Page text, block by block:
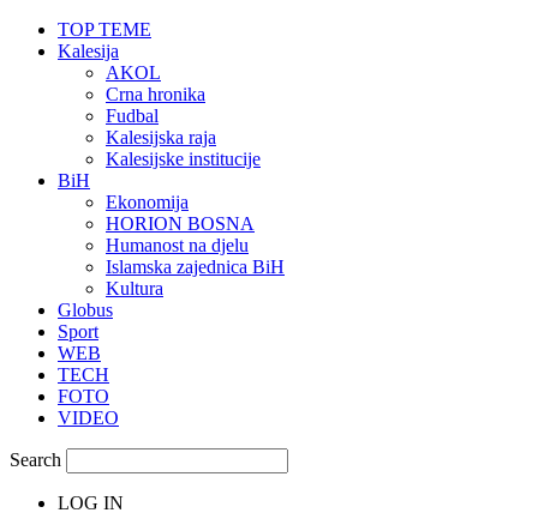
TOP TEME
Kalesija
AKOL
Crna hronika
Fudbal
Kalesijska raja
Kalesijske institucije
BiH
Ekonomija
HORION BOSNA
Humanost na djelu
Islamska zajednica BiH
Kultura
Globus
Sport
WEB
TECH
FOTO
VIDEO
Search
LOG IN